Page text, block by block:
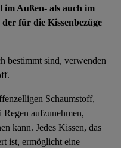
im Außen- als auch im
für die Kissenbezüge
bestimmt sind, verwenden
Schaumstoff,
Regen aufzunehmen,
kann. Jedes Kissen, das
ist, ermöglicht eine